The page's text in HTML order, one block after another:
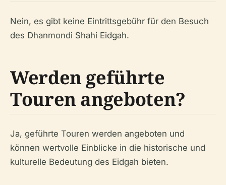
Nein, es gibt keine Eintrittsgebühr für den Besuch
des Dhanmondi Shahi Eidgah.
Werden geführte
Touren angeboten?
Ja, geführte Touren werden angeboten und
können wertvolle Einblicke in die historische und
kulturelle Bedeutung des Eidgah bieten.